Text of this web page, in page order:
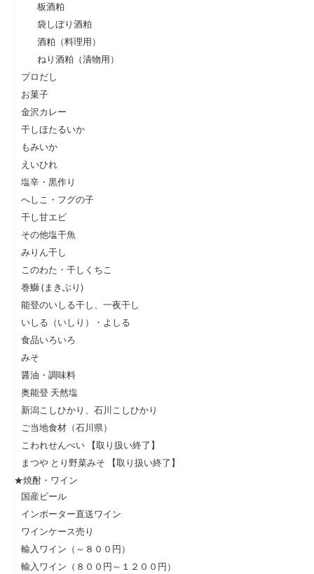
板酒粕
袋しぼり酒粕
酒粕（料理用）
ねり酒粕（漬物用）
プロだし
お菓子
金沢カレー
干しほたるいか
もみいか
えいひれ
塩辛・黒作り
へしこ・フグの子
干し甘エビ
その他塩干魚
みりん干し
このわた・干しくちこ
巻鰤 (まきぶり)
能登のいしる干し、一夜干し
いしる（いしり）・よしる
食品いろいろ
みそ
醤油・調味料
奥能登 天然塩
新潟こしひかり、石川こしひかり
ご当地食材（石川県）
こわれせんべい 【取り扱い終了】
まつや とり野菜みそ 【取り扱い終了】
★焼酎・ワイン
国産ビール
インポーター直送ワイン
ワインケース売り
輸入ワイン（～８００円）
輸入ワイン（８００円～１２００円）